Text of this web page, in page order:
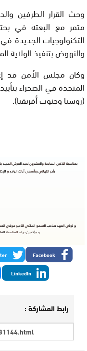
وحث القرار الطرفين
مثمر مع البعثة في
التكنولوجيات الجديدة
والنهوض بتنفيذ الولاية
(روسيا وجنوب أفريقيا).
Facebook
LinkedIn
رابط المشاركة :